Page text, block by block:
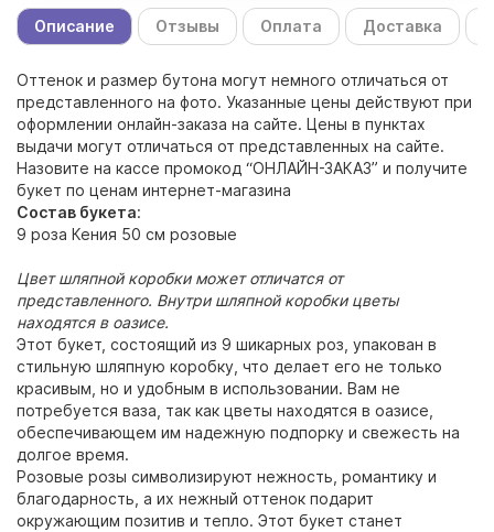
Описание Отзывы Оплата Доставка
Оттенок и размер бутона могут немного отличаться от
представленного на фото. Указанные цены действуют при
оформлении онлайн-заказа на сайте. Цены в пунктах
выдачи могут отличаться от представленных на сайте.
Назовите на кассе промокод “ОНЛАЙН-ЗАКАЗ” и получите
букет по ценам интернет-магазина
Состав букета:
9 роза Кения 50 см розовые
Цвет шляпной коробки может отличатся от
представленного. Внутри шляпной коробки цветы
находятся в оазисе.
Этот букет, состоящий из 9 шикарных роз, упакован в
стильную шляпную коробку, что делает его не только
красивым, но и удобным в использовании. Вам не
потребуется ваза, так как цветы находятся в оазисе,
обеспечивающем им надежную подпорку и свежесть на
долгое время.
Розовые розы символизируют нежность, романтику и
благодарность, а их нежный оттенок подарит
окружающим позитив и тепло. Этот букет станет